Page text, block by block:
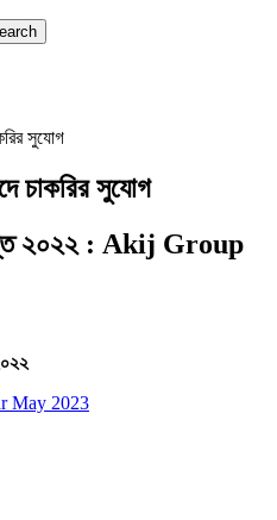
সুযোগ
চাকরির সুযোগ
২০২২ : Akij Group